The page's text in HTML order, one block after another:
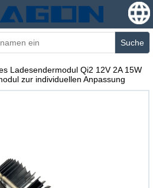
Suche
Ladesendermodul Qi2 12V 2A 15W
zur individuellen Anpassung